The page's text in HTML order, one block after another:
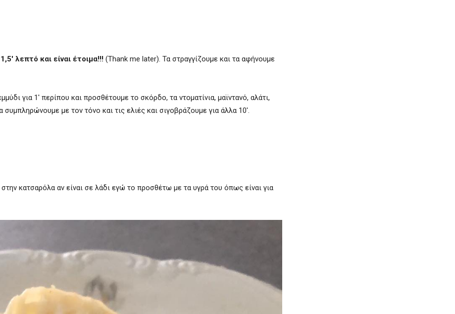
1,5′ λεπτό και είναι έτοιμα!!! (Thank me later). Τα στραγγίζουμε και τα αφήνουμε
για 1′ περίπου και προσθέτουμε το σκόρδο, τα ντοματίνια, μαϊντανό, αλάτι,
με τον τόνο και τις ελιές και σιγοβράζουμε για άλλα 10′.
κατσαρόλα αν είναι σε λάδι εγώ το προσθέτω με τα υγρά του όπως είναι για